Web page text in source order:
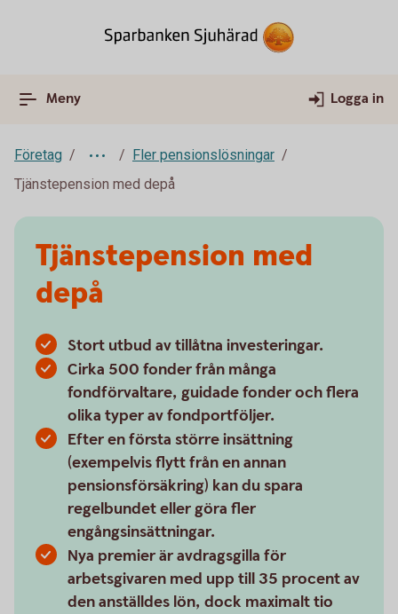
Meny Logga in
Företag
Fler pensionslösningar
Tjänstepension med depå
Tjänstepension med
depå
Stort utbud av tillåtna investeringar.
Cirka 500 fonder från många
fondförvaltare, guidade fonder och flera
olika typer av fondportföljer.
Efter en första större insättning
(exempelvis flytt från en annan
pensionsförsäkring) kan du spara
regelbundet eller göra fler
engångsinsättningar.
Nya premier är avdragsgilla för
arbetsgivaren med upp till 35 procent av
den anställdes lön, dock maximalt tio